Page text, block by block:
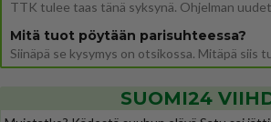
Mitä tuot pöytään parisuhteessa?
SUOMI24